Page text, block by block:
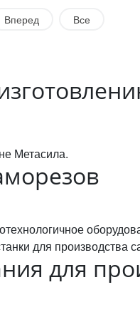
Вперед Все
Метасила.
для производства
для